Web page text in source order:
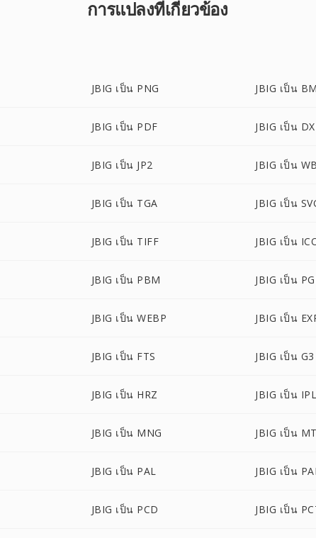
การแปลงที่เกี่ยวข้อง
JBIG เป็น PNG JBIG เป็น
JBIG เป็น PDF JBIG เป็น
JBIG เป็น JP2 JBIG เป็น
JBIG เป็น TGA JBIG เป็น
JBIG เป็น TIFF JBIG เป็น
JBIG เป็น PBM JBIG เป็น
JBIG เป็น WEBP JBIG เป็น
JBIG เป็น FTS JBIG เป็น G3
JBIG เป็น HRZ JBIG เป็น IPL
JBIG เป็น MNG JBIG เป็น
JBIG เป็น PAL JBIG เป็น
JBIG เป็น PCD JBIG เป็น